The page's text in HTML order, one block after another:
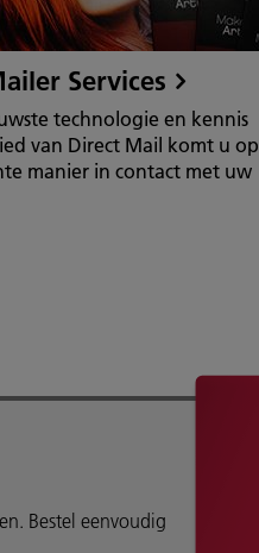
Services
technologie en kennis
van Direct Mail komt u op
manier in contact met uw
Bestel eenvoudig